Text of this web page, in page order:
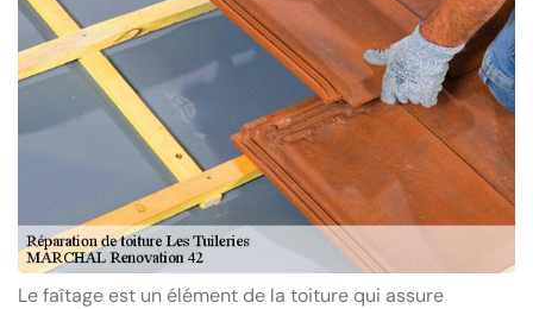
Le faîtage est un élément de la toiture qui assure